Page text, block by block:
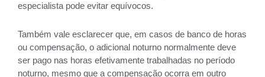
especialista pode evitar equívocos.
Também vale esclarecer que, em casos de banco de horas
ou compensação, o adicional noturno normalmente deve
ser pago nas horas efetivamente trabalhadas no período
noturno, mesmo que a compensação ocorra em outro